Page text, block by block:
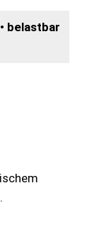
belastbar